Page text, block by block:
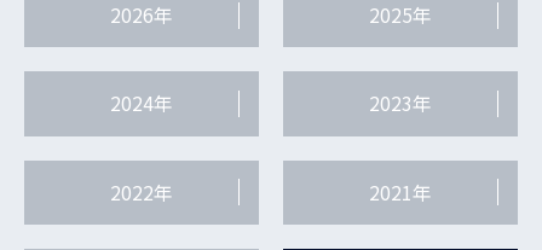
2026年 2025年
2024年 2023年
2022年 2021年